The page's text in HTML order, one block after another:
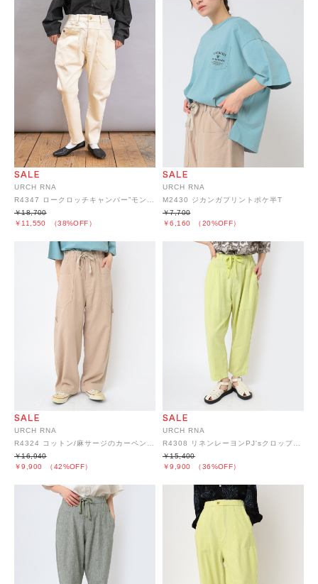
URCH RNA
R4347 ロークロッチキャンパー”モンキー"パンツ
￥11,550 （38%OFF）
￥18,700
URCH RNA
M2430 ジカンガプリントポケ半T
￥6,160 （20%OFF）
￥7,700
URCH RNA
￥9,900 （42%OFF）
￥16,940
URCH RNA
￥9,900 （36%OFF）
￥15,400